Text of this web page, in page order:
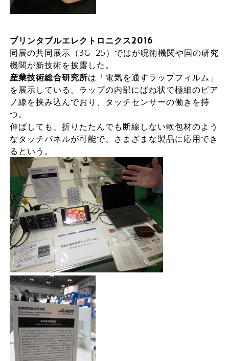
プリンタブルエレクトロニクス2016
同展の共同展示（3G-25）ではが呪術機関や国の研究
機関が新技術を披露した。
産業技術総合研究所は「電気を通すラップフィルム」
を展示している。ラップの内部にばね状で極細のピア
ノ線を挟み込んでおり、タッチセンサーの働きを持
つ。
伸ばしても、折りたたんでも断線しない軟包材のよう
なタッチパネルが可能で、さまざまな製品に応用でき
るという。